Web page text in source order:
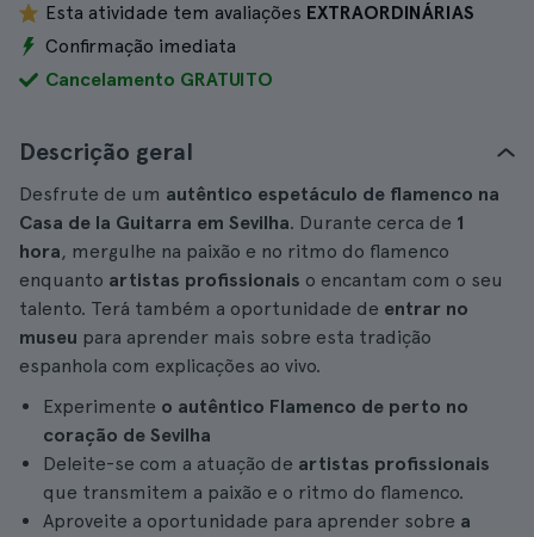
Esta atividade tem avaliações EXTRAORDINÁRIAS
Confirmação imediata
Cancelamento GRATUITO
Descrição geral
Desfrute de um autêntico espetáculo de flamenco na
Casa de la Guitarra em Sevilha. Durante cerca de 1
hora, mergulhe na paixão e no ritmo do flamenco
enquanto artistas profissionais o encantam com o seu
talento. Terá também a oportunidade de entrar no
museu para aprender mais sobre esta tradição
espanhola com explicações ao vivo.
Experimente o autêntico Flamenco de perto no
coração de Sevilha
Deleite-se com a atuação de artistas profissionais
que transmitem a paixão e o ritmo do flamenco.
Aproveite a oportunidade para aprender sobre a